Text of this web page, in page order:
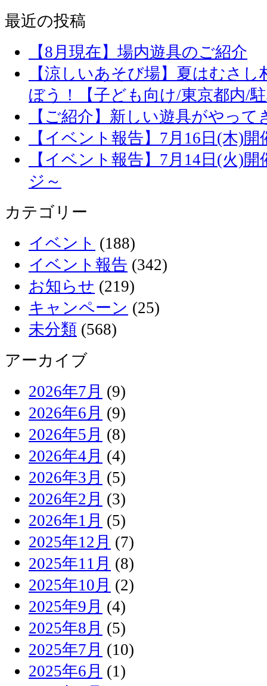
最近の投稿
【8月現在】場内遊具のご紹介
【涼しいあそび場】夏はむさ
ぼう！【子ども向け/東京都内/
【ご紹介】新しい遊具がやって
【イベント報告】7月16日(木)
【イベント報告】7月14日(火)
ジ～
カテゴリー
イベント (188)
イベント報告 (342)
お知らせ (219)
キャンペーン (25)
未分類 (568)
アーカイブ
2026年7月 (9)
2026年6月 (9)
2026年5月 (8)
2026年4月 (4)
2026年3月 (5)
2026年2月 (3)
2026年1月 (5)
2025年12月 (7)
2025年11月 (8)
2025年10月 (2)
2025年9月 (4)
2025年8月 (5)
2025年7月 (10)
2025年6月 (1)